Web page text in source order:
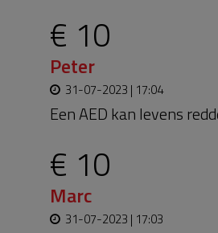
€ 10
Peter
31-07-2023 | 17:04
Een AED kan levens
€ 10
Marc
31-07-2023 | 17:03